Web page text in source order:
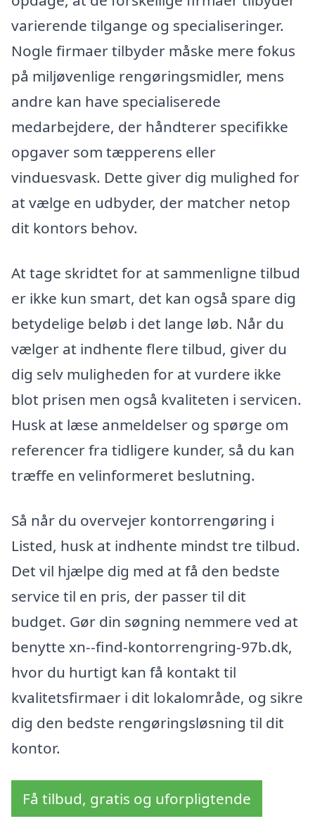
varierende tilgange og specialiseringer.
Nogle firmaer tilbyder måske mere fokus
på miljøvenlige rengøringsmidler, mens
andre kan have specialiserede
medarbejdere, der håndterer specifikke
opgaver som tæpperens eller
vinduesvask. Dette giver dig mulighed for
at vælge en udbyder, der matcher netop
dit kontors behov.
At tage skridtet for at sammenligne tilbud
er ikke kun smart, det kan også spare dig
betydelige beløb i det lange løb. Når du
vælger at indhente flere tilbud, giver du
dig selv muligheden for at vurdere ikke
blot prisen men også kvaliteten i servicen.
Husk at læse anmeldelser og spørge om
referencer fra tidligere kunder, så du kan
træffe en velinformeret beslutning.
Så når du overvejer kontorrengøring i
Listed, husk at indhente mindst tre tilbud.
Det vil hjælpe dig med at få den bedste
service til en pris, der passer til dit
budget. Gør din søgning nemmere ved at
benytte xn--find-kontorrengring-97b.dk,
hvor du hurtigt kan få kontakt til
kvalitetsfirmaer i dit lokalområde, og sikre
dig den bedste rengøringsløsning til dit
kontor.
Få tilbud, gratis og uforpligtende